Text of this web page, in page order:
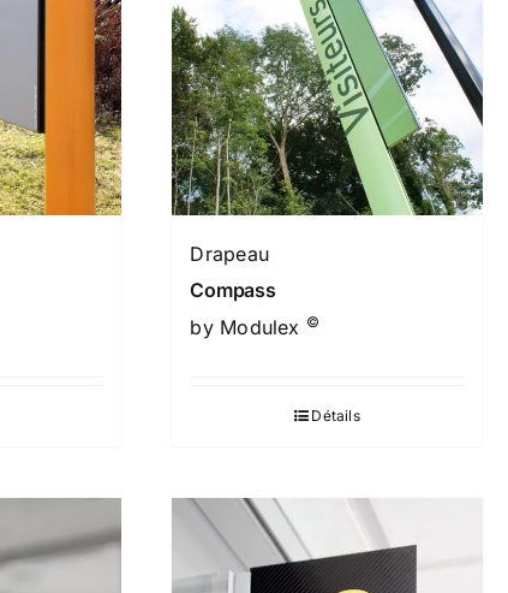
Drapeau
Compass
by Modulex ©
Détails